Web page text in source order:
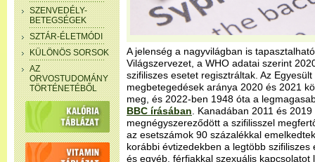
SZENVEDÉLY-
BETEGSÉGEK
SZTÁR-ÉLETMÓDI
KÜLÖNÖS SORSOK
AZ
ORVOSTUDOMÁNY
TÖRTÉNETÉBŐL
A jelenség a nagyvilágban is
Világszervezet, a WHO adatai szerint
szifiliszes esetet regisztráltak. Az
megbetegedések aránya 2020 és 2021
meg, és 2022-ben 1948 óta a
BBC írásában . Kanadában 2011 és
megnégyszereződött a szifilisszel
az esetszámok 90 százalékkal
korábbi évtizedekben a legtöbb
és egyéb, férfiakkal szexuális